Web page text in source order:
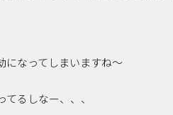
になってしまいますね〜
るしなー、、、